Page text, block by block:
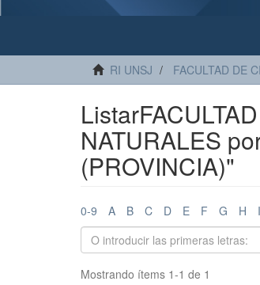
RI UNSJ FACULTAD DE
NATURALES
(PROVINCIA)"
0-9 A B C D E F G H I
Mostrando ítems 1-1 de 1